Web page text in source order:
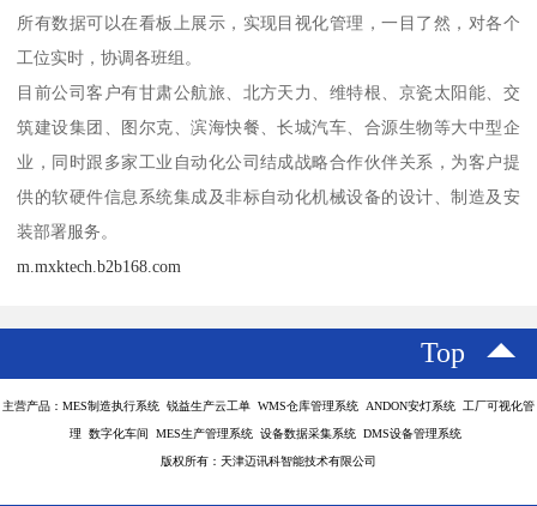
所有数据可以在看板上展示，实现目视化管理，一目了然，对各个
工位实时，协调各班组。
目前公司客户有甘肃公航旅、北方天力、维特根、京瓷太阳能、交
筑建设集团、图尔克、滨海快餐、长城汽车、合源生物等大中型企
业，同时跟多家工业自动化公司结成战略合作伙伴关系，为客户提
供的软硬件信息系统集成及非标自动化机械设备的设计、制造及安
装部署服务。
m.mxktech.b2b168.com
Top
主营产品：MES制造执行系统 锐益生产云工单 WMS仓库管理系统 ANDON安灯系统 工厂可视化管
理 数字化车间 MES生产管理系统 设备数据采集系统 DMS设备管理系统
版权所有：天津迈讯科智能技术有限公司